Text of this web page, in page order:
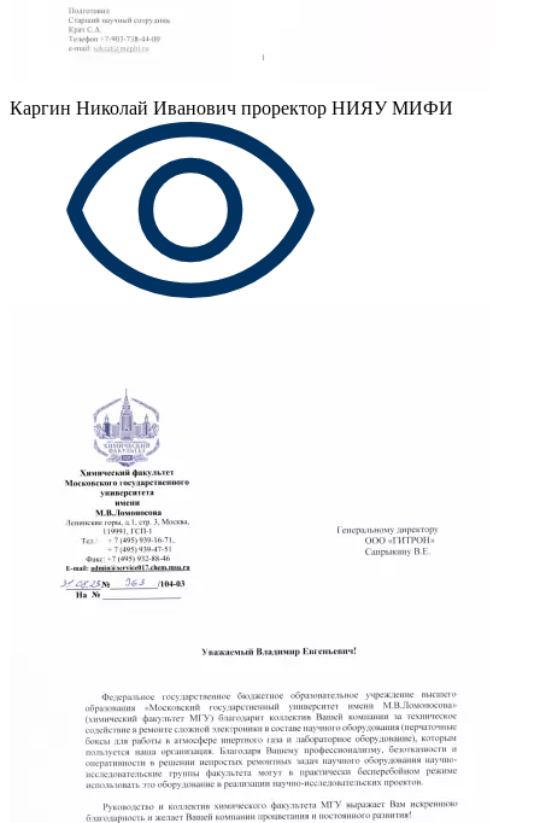
Каргин Николай Иванович проректор НИЯУ МИФИ